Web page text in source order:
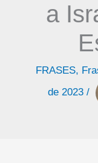
a
FRASES,
de 2023 /